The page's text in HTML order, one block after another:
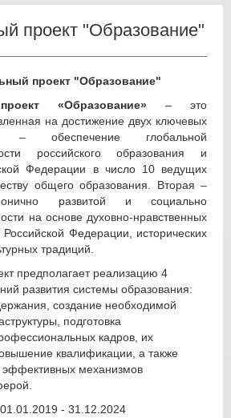
проект "Образование"
проект "Образование"
«Образование» – это
на достижение двух ключевых
– обеспечение глобальной
российского образования и
Федерации в число 10 ведущих
общего образования. Вторая –
развитой и социально
на основе духовно-нравственных
Федерации, исторических
традиций.
предполагает реализацию 4
развития системы образования:
создание необходимой
подготовка
кадров, их
квалификации, а также
эффективных механизмов
- 31.12.2024